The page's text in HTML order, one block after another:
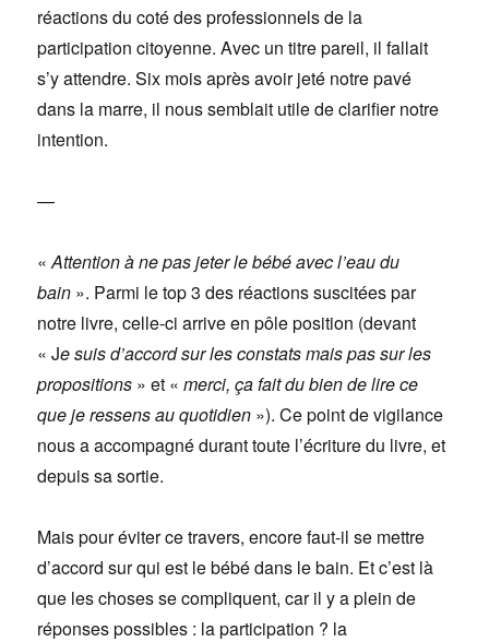
réactions du coté des professionnels de la
participation citoyenne. Avec un titre pareil, il fallait
s’y attendre. Six mois après avoir jeté notre pavé
dans la marre, il nous semblait utile de clarifier notre
intention.
—
«Attention à ne pas jeter le bébé avec l’eau du
bain ». Parmi le top 3 des réactions suscitées par
notre livre, celle-ci arrive en pôle position (devant
« Je suis d’accord sur les constats mais pas sur les
propositions » et «merci, ça fait du bien de lire ce
que je ressens au quotidien »). Ce point de vigilance
nous a accompagné durant toute l’écriture du livre, et
depuis sa sortie.
Mais pour éviter ce travers, encore faut-il se mettre
d’accord sur qui est le bébé dans le bain. Et c’est là
que les choses se compliquent, car il y a plein de
réponses possibles : la participation ? la